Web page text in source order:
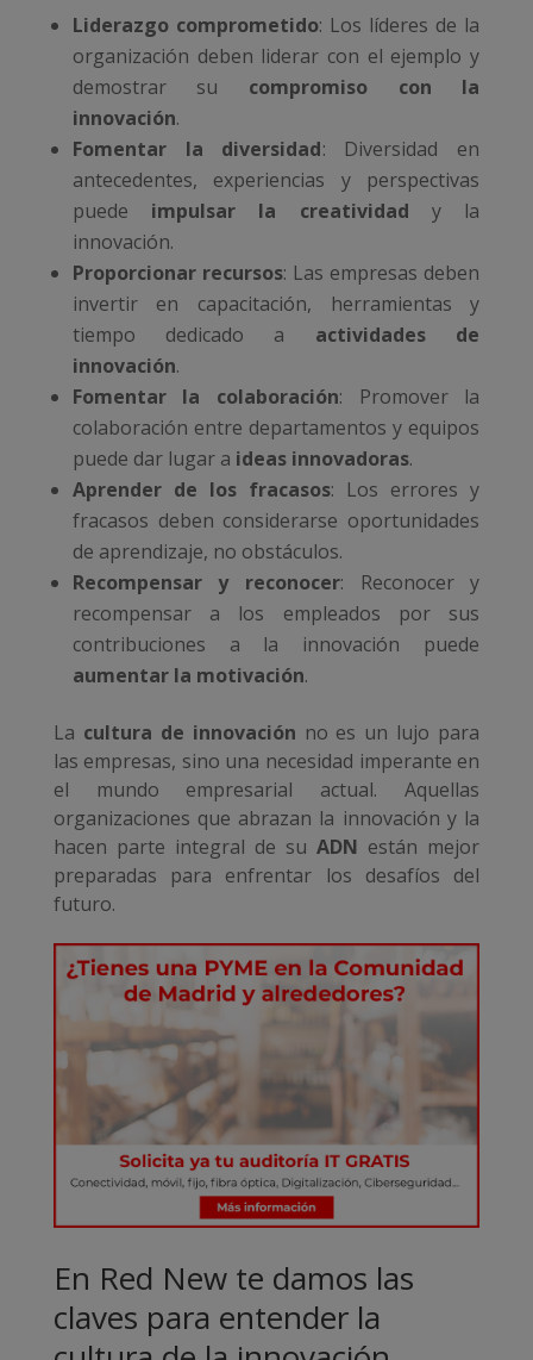
Liderazgo comprometido: Los líderes de la
organización deben liderar con el ejemplo y
demostrar su compromiso con la
innovación.
Fomentar la diversidad: Diversidad en
antecedentes, experiencias y perspectivas
puede impulsar la creatividad y la
innovación.
Proporcionar recursos: Las empresas deben
invertir en capacitación, herramientas y
tiempo dedicado a actividades de
innovación.
Fomentar la colaboración: Promover la
colaboración entre departamentos y equipos
puede dar lugar a ideas innovadoras.
Aprender de los fracasos: Los errores y
fracasos deben considerarse oportunidades
de aprendizaje, no obstáculos.
Recompensar y reconocer: Reconocer y
recompensar a los empleados por sus
contribuciones a la innovación puede
aumentar la motivación.
La cultura de innovación no es un lujo para
las empresas, sino una necesidad imperante en
el mundo empresarial actual. Aquellas
organizaciones que abrazan la innovación y la
hacen parte integral de suADN están mejor
preparadas para enfrentar los desafíos del
futuro.
En Red New te damos las
claves para entender la